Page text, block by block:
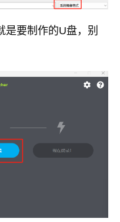
是要制作的U盘，别